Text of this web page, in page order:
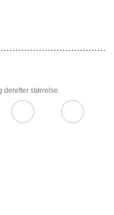
derefter størrelse.